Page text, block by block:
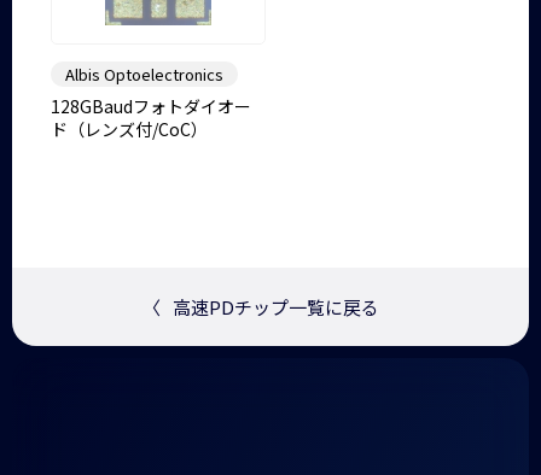
Albis Optoelectronics
128GBaudフォトダイオー
ド（レンズ付/CoC）
〈 高速PDチップ一覧に戻る